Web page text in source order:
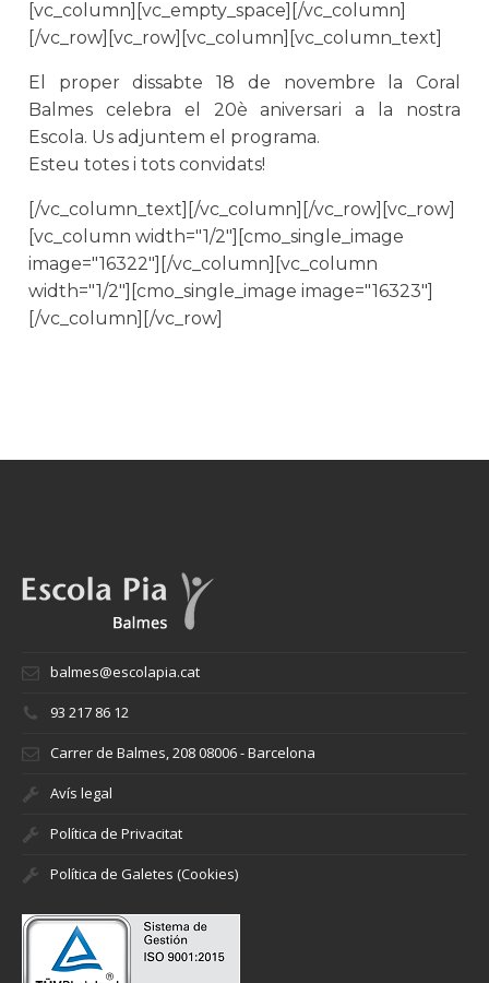
[vc_column][vc_empty_space][/vc_column]
[/vc_row][vc_row][vc_column][vc_column_text]
El proper dissabte 18 de novembre la Coral
Balmes celebra el 20è aniversari a la nostra
Escola. Us adjuntem el programa.
Esteu totes i tots convidats!
[/vc_column_text][/vc_column][/vc_row][vc_row]
[vc_column width="1/2"][cmo_single_image
image="16322"][/vc_column][vc_column
width="1/2"][cmo_single_image image="16323"]
[/vc_column][/vc_row]
balmes@escolapia.cat
93 217 86 12
Carrer de Balmes, 208 08006 - Barcelona
Avís legal
Política de Privacitat
Política de Galetes (Cookies)